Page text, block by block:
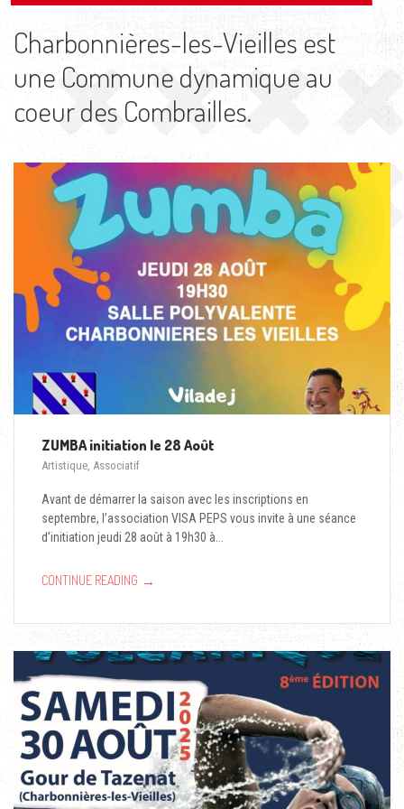
Charbonnières-les-Vieilles est
une Commune dynamique au
coeur des Combrailles.
ZUMBA initiation le 28 Août
Artistique Associatif
Avant de démarrer la saison avec les inscriptions en
septembre, l’association VISA PEPS vous invite à une séance
d’initiation jeudi 28 août à 19h30 à...
CONTINUE READING →